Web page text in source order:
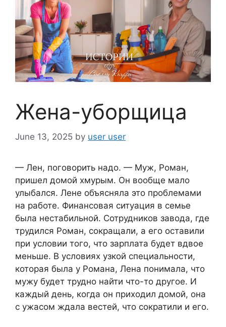
Жена-уборщица
June 13, 2025 by user user
— Лен, поговорить надо. — Муж, Роман,
пришел домой хмурым. Он вообще мало
улыбался. Лене объясняла это проблемами
на работе. Финансовая ситуация в семье
была нестабильной. Сотрудников завода, где
трудился Роман, сокращали, а его оставили
при условии того, что зарплата будет вдвое
меньше. В условиях узкой специальности,
которая была у Романа, Лена понимала, что
мужу будет трудно найти что-то другое. И
каждый день, когда он приходил домой, она
с ужасом ждала вестей, что сократили и его.